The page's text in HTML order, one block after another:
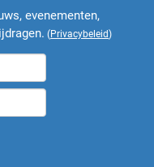
evenementen,
(Privacybeleid)